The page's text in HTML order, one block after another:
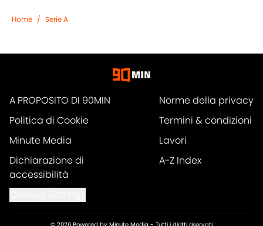
Home / Serie A
A PROPOSITO DI 90MIN
Norme della privacy
Politica di Cookie
Termini & condizioni
Minute Media
Lavori
Dichiarazione di
accessibilità
A-Z Index